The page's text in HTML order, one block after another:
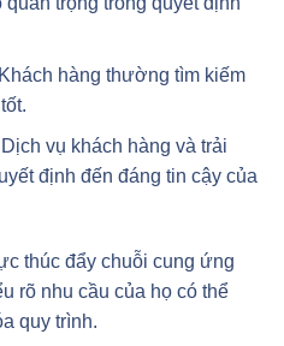
hàng thường tìm kiếm
Dịch vụ khách hàng và trải
định đến đáng tin cậy của
thúc đẩy chuỗi cung ứng
rõ nhu cầu của họ có thể
quy trình.